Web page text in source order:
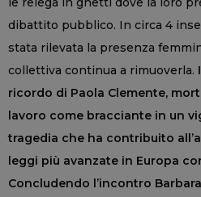
dibattito pubblico. In circa 4
stata rilevata la presenza
collettiva continua a rimuoverla.
ricordo di Paola Clemente,
lavoro come bracciante in un
tragedia che ha contribuito
leggi più avanzate in Europa
Concludendo l’incontro